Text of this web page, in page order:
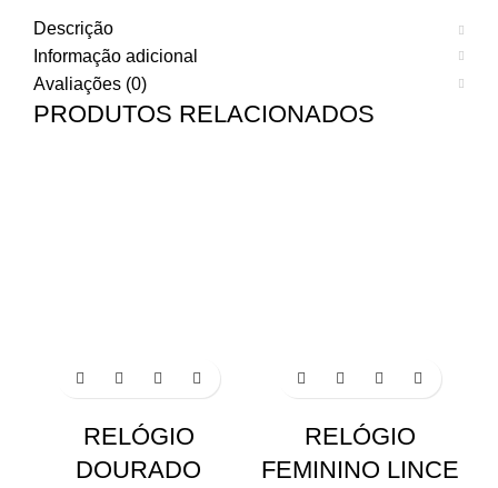
Descrição
Informação adicional
Avaliações (0)
PRODUTOS RELACIONADOS
RELÓGIO
DOURADO
RELÓGIO
FEMININO LINCE